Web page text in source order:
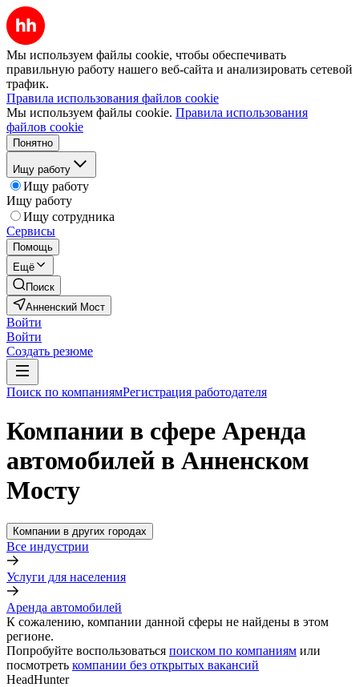
Мы используем файлы cookie, чтобы обеспечивать
правильную работу нашего веб-сайта и анализировать сетевой
трафик.
Правила использования файлов cookie
Мы используем файлы cookie. Правила использования
файлов cookie
Понятно
Ищу работу
Ищу работу
Ищу работу
Ищу сотрудника
Сервисы
Помощь
Ещё
Поиск
Анненский Мост
Войти
Войти
Создать резюме
Поиск по компаниямРегистрация работодателя
Компании в сфере Аренда
автомобилей в Анненском
Мосту
Компании в других городах
Все индустрии
Услуги для населения
Аренда автомобилей
К сожалению, компании данной сферы не найдены в этом
регионе.
Попробуйте воспользоваться поиском по компаниям или
посмотреть компании без открытых вакансий
HeadHunter